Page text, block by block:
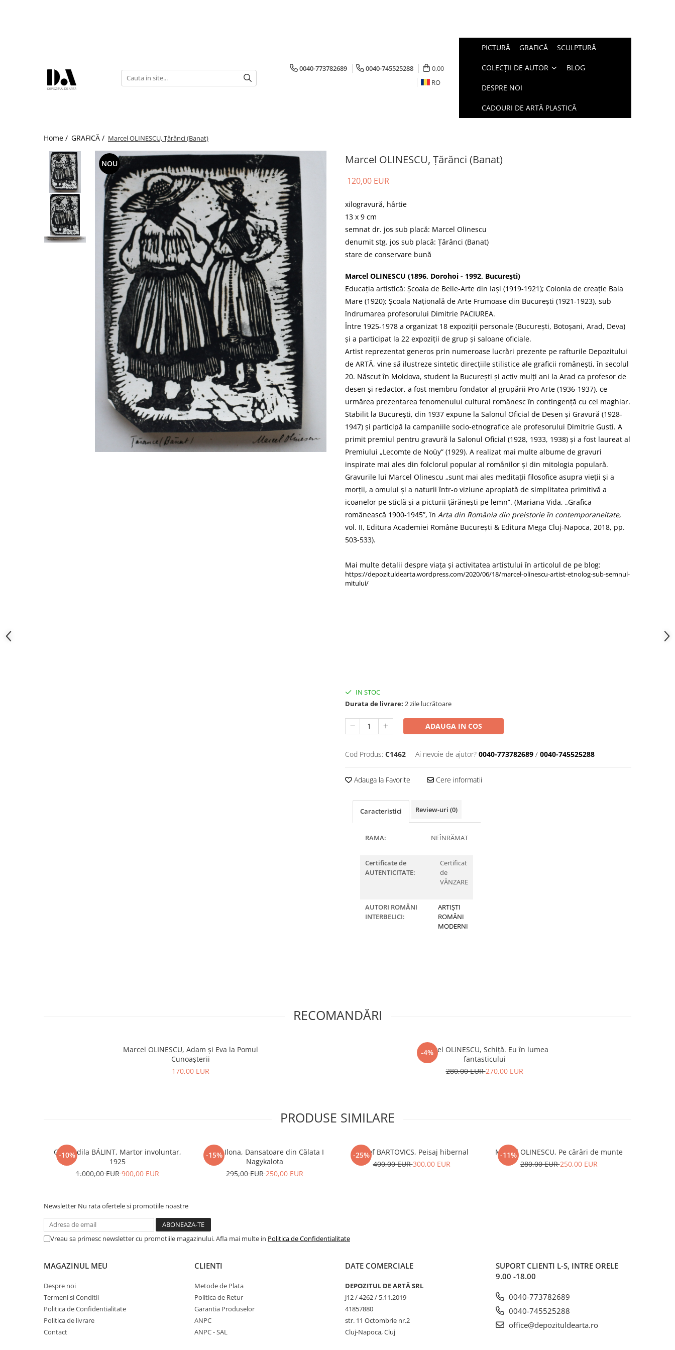
Petre ABRUDAN (1907-1979)
HEIM András (1946-2020)
0040-773782689 0040-745525288
0,00
RO
PICTURĂ GRAFICĂ SCULPTURĂ
COLECȚII DE AUTOR BLOG
DESPRE NOI
CADOURI DE ARTĂ PLASTICĂ
Home / GRAFICĂ / Marcel OLINESCU, Țărănci (Banat)
NOU Marcel OLINESCU, Țărănci (Banat)
120,00 EUR
xilogravură, hârtie
13 x 9 cm
semnat dr. jos sub placă: Marcel Olinescu
denumit stg. jos sub placă: Țărănci (Banat)
stare de conservare bună
Marcel OLINESCU (1896, Dorohoi - 1992, București)
Educația artistică: Școala de Belle-Arte din Iași (1919-1921); Colonia de creație Baia
Mare (1920); Școala Națională de Arte Frumoase din București (1921-1923), sub
îndrumarea profesorului Dimitrie PACIUREA.
Între 1925-1978 a organizat 18 expoziții personale (București, Botoșani, Arad, Deva)
și a participat la 22 expoziții de grup și saloane oficiale.
Artist reprezentat generos prin numeroase lucrări prezente pe rafturile Depozitului
de ARTĂ, vine să ilustreze sintetic direcțiile stilistice ale graficii românești, în secolul
20. Născut în Moldova, student la București și activ mulți ani la Arad ca profesor de
desen și redactor, a fost membru fondator al grupării Pro Arte (1936-1937), ce
urmărea prezentarea fenomenului cultural românesc în contingență cu cel maghiar.
Stabilit la București, din 1937 expune la Salonul Oficial de Desen și Gravură (1928-
1947) și participă la campaniile socio-etnografice ale profesorului Dimitrie Gusti. A
primit premiul pentru gravură la Salonul Oficial (1928, 1933, 1938) și a fost laureat al
Premiului „Lecomte de Noüy” (1929). A realizat mai multe albume de gravuri
inspirate mai ales din folclorul popular al românilor și din mitologia populară.
Gravurile lui Marcel Olinescu „sunt mai ales meditații filosofice asupra vieții și a
morții, a omului și a naturii într-o viziune apropiată de simplitatea primitivă a
icoanelor pe sticlă și a picturii țărănești pe lemn”. (Mariana Vida, „Grafica
românească 1900-1945”, în Arta din România din preistorie în contemporaneitate,
vol. II, Editura Academiei Române București & Editura Mega Cluj-Napoca, 2018, pp.
503-533).
Mai multe detalii despre viața și activitatea artistului în articolul de pe blog:
https://depozituldearta.wordpress.com/2020/06/18/marcel-olinescu-artist-etnolog-sub-semnul-
mitului/
IN STOC
Durata de livrare: 2 zile lucrătoare
ADAUGA IN COS
Cod Produs: C1462 Ai nevoie de ajutor? 0040-773782689 / 0040-745525288
Adauga la Favorite Cere informatii
Caracteristici Review-uri (0)
RAMA: NEÎNRĂMAT
Certificate de
AUTENTICITATE:
Certificat
de
VÂNZARE
AUTORI ROMÂNI
INTERBELICI:
ARTIȘTI
ROMÂNI
MODERNI
RECOMANDĂRI
Marcel OLINESCU, Adam și Eva la Pomul
Cunoașterii
170,00 EUR
-4%
Marcel OLINESCU, Schiță. Eu în lumea
fantasticului
280,00 EUR270,00 EUR
PRODUSE SIMILARE
-10%
Gyula Idila BÁLINT, Martor involuntar,
1925
1.000,00 EUR900,00 EUR
-15%
LUKA Ilona, Dansatoare din Călata I
Nagykalota
295,00 EUR250,00 EUR
-25%
József BARTOVICS, Peisaj hibernal
400,00 EUR300,00 EUR
-11%
Marcel OLINESCU, Pe cărări de munte
280,00 EUR250,00 EUR
Newsletter Nu rata ofertele si promotiile noastre
Vreau sa primesc newsletter cu promotiile magazinului. Afla mai multe in Politica de Confidentialitate
MAGAZINUL MEU
Despre noi
Termeni si Conditii
Politica de Confidentialitate
Politica de livrare
Contact
CLIENTI
Metode de Plata
Politica de Retur
Garantia Produselor
ANPC
ANPC - SAL
DATE COMERCIALE
DEPOZITUL DE ARTĂ SRL
J12 / 4262 / 5.11.2019
41857880
str. 11 Octombrie nr.2
Cluj-Napoca, Cluj
SUPORT CLIENTI L-S, INTRE ORELE
9.00 -18.00
0040-773782689
0040-745525288
office@depozituldearta.ro